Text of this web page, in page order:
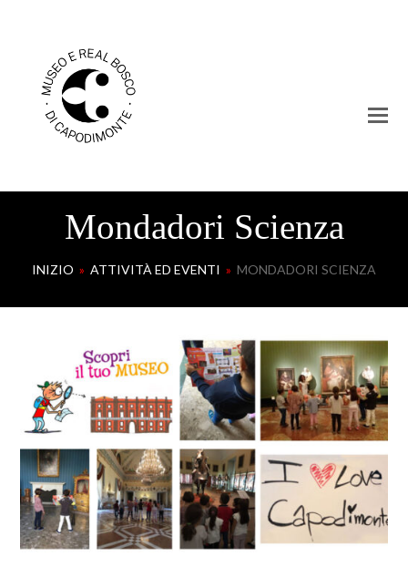
Mondadori Scienza
INIZIO » ATTIVITÀ ED EVENTI » MONDADORI SCIENZA